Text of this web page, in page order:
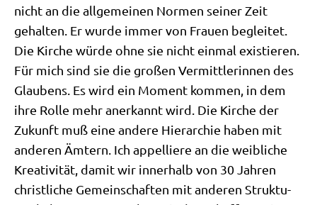
nicht an die all­ge­mei­nen Nor­men sei­ner Zeit
gehal­ten. Er wur­de immer von Frau­en beglei­tet.
Die Kir­che wür­de ohne sie nicht ein­mal exi­stie­ren.
Für mich sind sie die gro­ßen Ver­mitt­le­rin­nen des
Glau­bens. Es wird ein Moment kom­men, in dem
ihre Rol­le mehr aner­kannt wird. Die Kir­che der
Zukunft muß eine ande­re Hier­ar­chie haben mit
ande­ren Ämtern. Ich appel­lie­re an die weib­li­che
Krea­ti­vi­tät, damit wir inner­halb von 30 Jah­ren
christ­li­che Gemein­schaf­ten mit ande­ren Struk­tu­